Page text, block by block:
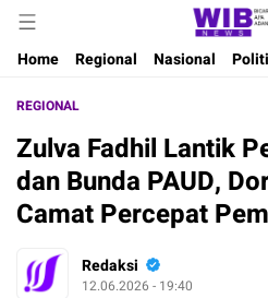
Wibnews
Waktu Indonesia
Home
Regional Nasional
REGIONAL
Zulva Fadhil Lantik
dan Bunda PAUD,
Camat Percepat
Redaksi
12.06.2026 - 19:40